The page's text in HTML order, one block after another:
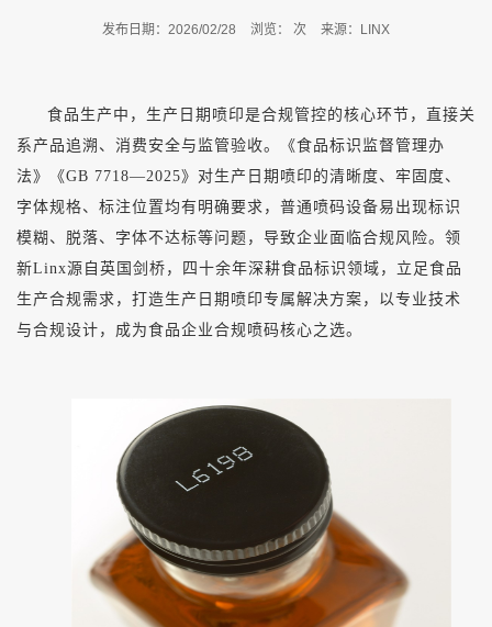
发布日期：2026/02/28 浏览： 次 来源：LINX
食品生产中，生产日期喷印是合规管控的核心环节，直接关
系产品追溯、消费安全与监管验收。《食品标识监督管理办
法》《GB 7718—2025》对生产日期喷印的清晰度、牢固度、
字体规格、标注位置均有明确要求，普通喷码设备易出现标识
模糊、脱落、字体不达标等问题，导致企业面临合规风险。领
新Linx源自英国剑桥，四十余年深耕食品标识领域，立足食品
生产合规需求，打造生产日期喷印专属解决方案，以专业技术
与合规设计，成为食品企业合规喷码核心之选。